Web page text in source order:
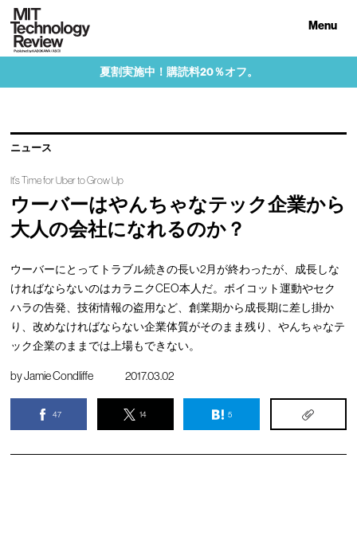
Menu
夏割実施中！購読料20％オフ。
ニュース
It’s Time for Uber to Grow Up
ウーバーはやんちゃなテック企業から
大人の会社になれるのか？
ウーバーにとってトラブル続きの長い2月が終わったが、成長しな
ければならないのはカラニクCEO本人だ。ボイコット運動やセク
ハラの告発、技術情報の盗用など、創業期から成長期に差し掛か
り、改めなければならない企業体質がそのまま残り、やんちゃなテ
ック企業のままでは上場もできない。
byJamie Condliffe 2017.03.02
47 14 5